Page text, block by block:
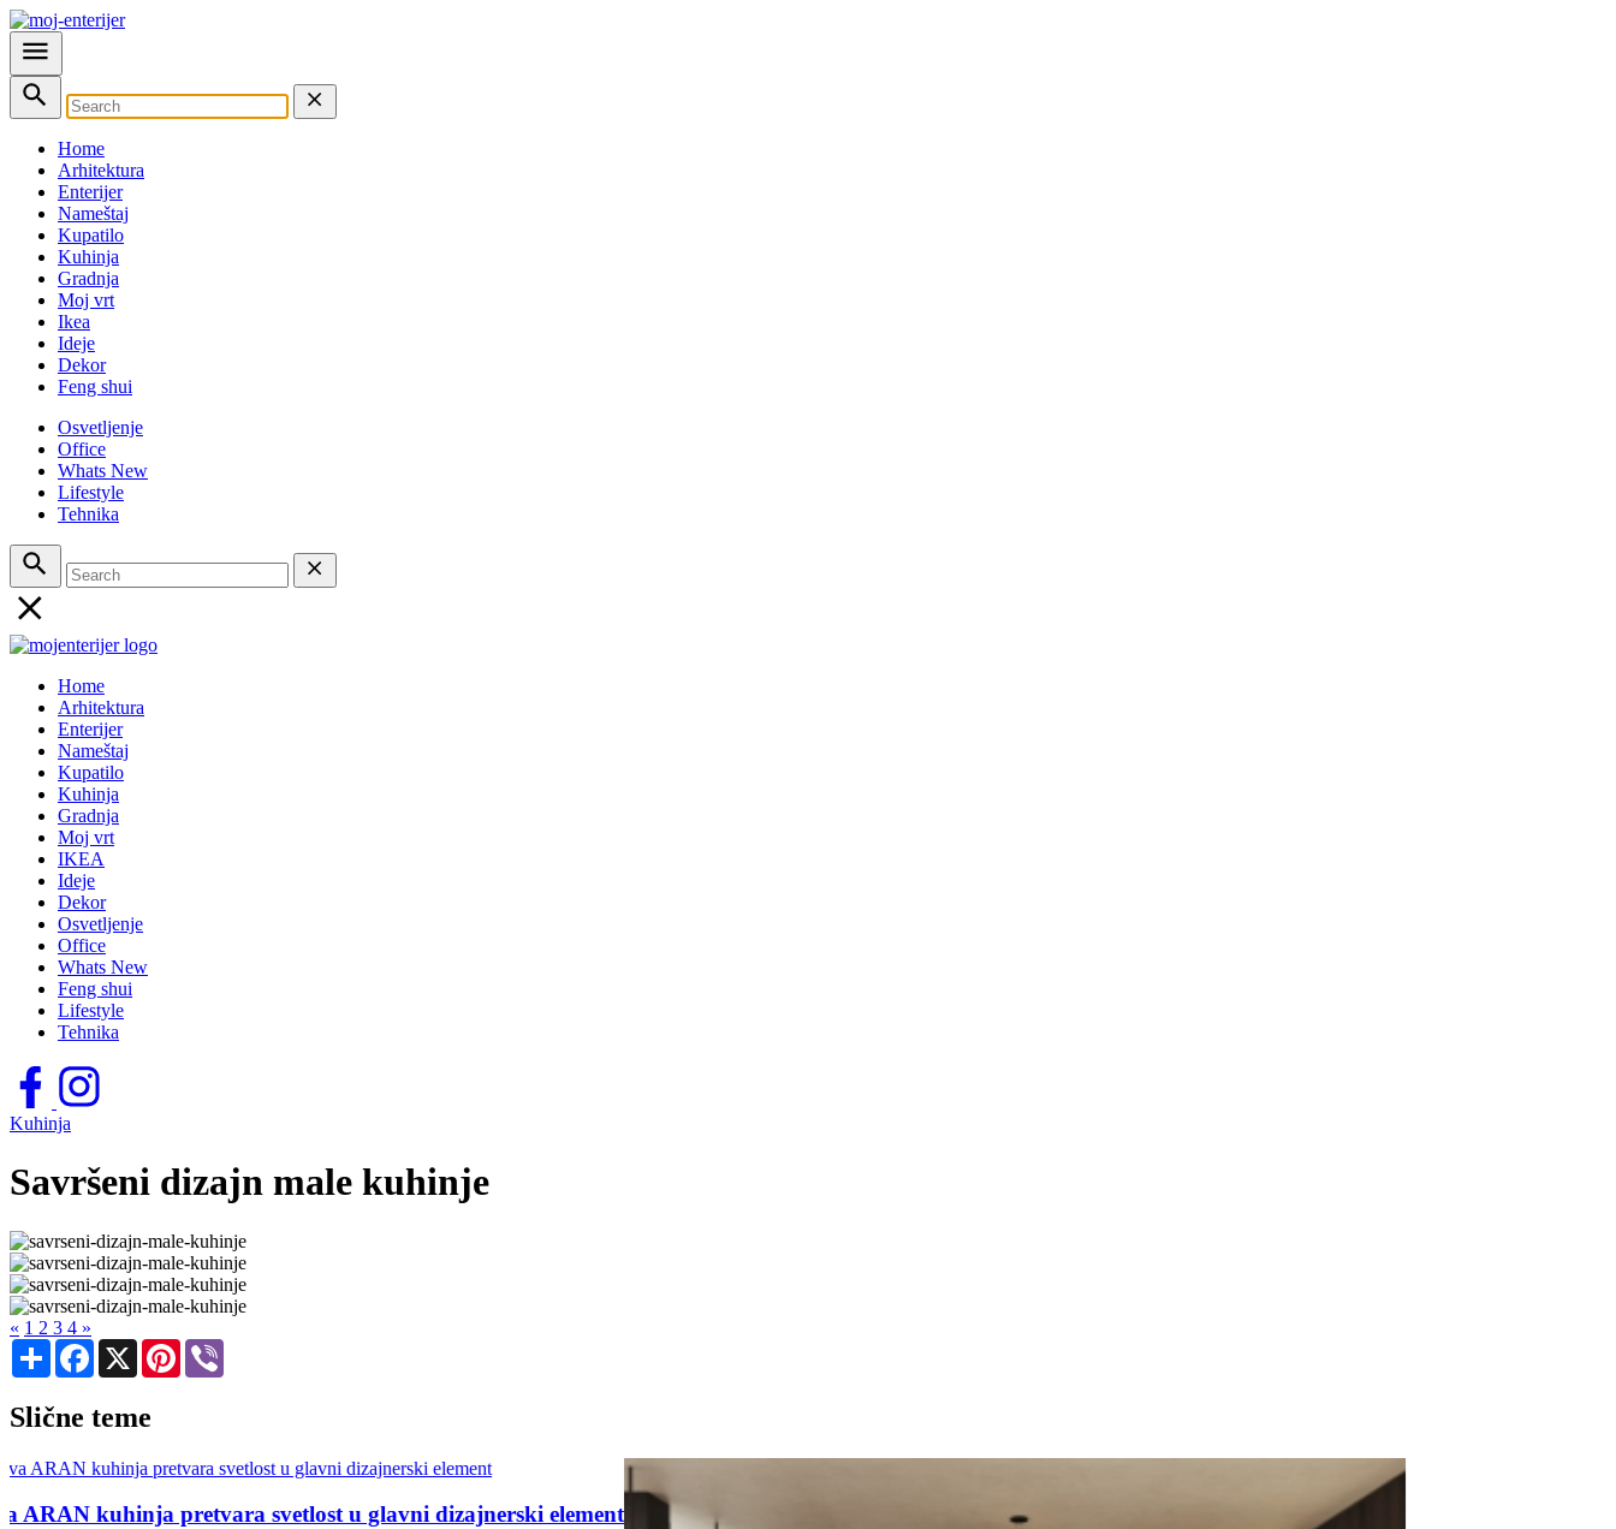
Home
Arhitektura
Enterijer
Nameštaj
Kupatilo
Kuhinja
Gradnja
Moj vrt
Ikea
Ideje
Dekor
Feng shui
Osvetljenje
Office
Whats New
Lifestyle
Tehnika
Home
Arhitektura
Enterijer
Nameštaj
Kupatilo
Kuhinja
Gradnja
Moj vrt
IKEA
Ideje
Dekor
Osvetljenje
Office
Whats New
Feng shui
Lifestyle
Tehnika
Kuhinja
Savršeni dizajn male kuhinje
« 1 2 3 4 »
Share Facebook
X Pinterest
Slične teme
Beluga by Rastelli: kuhinja kao arhitektonski prostor